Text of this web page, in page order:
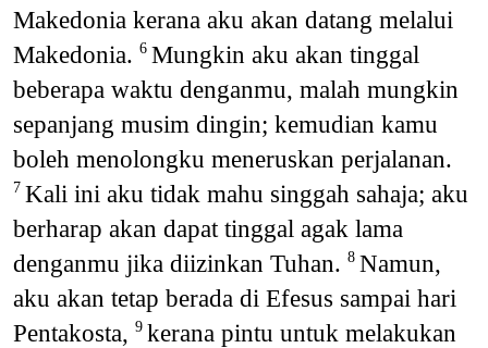
Makedonia kerana aku akan datang melalui
Makedonia. 6 Mungkin aku akan tinggal
beberapa waktu denganmu, malah mungkin
sepanjang musim dingin; kemudian kamu
boleh menolongku meneruskan perjalanan.
7 Kali ini aku tidak mahu singgah sahaja; aku
berharap akan dapat tinggal agak lama
denganmu jika diizinkan Tuhan. 8 Namun,
aku akan tetap berada di Efesus sampai hari
Pentakosta, 9 kerana pintu untuk melakukan